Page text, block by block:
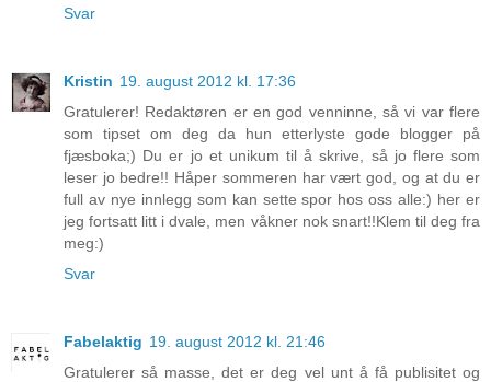
Svar
Kristin 19. august 2012 kl. 17:36
Gratulerer! Redaktøren er en god venninne, så vi var flere
som tipset om deg da hun etterlyste gode blogger på
fjæsboka;) Du er jo et unikum til å skrive, så jo flere som
leser jo bedre!! Håper sommeren har vært god, og at du er
full av nye innlegg som kan sette spor hos oss alle:) her er
jeg fortsatt litt i dvale, men våkner nok snart!!Klem til deg fra
meg:)
Svar
Fabelaktig 19. august 2012 kl. 21:46
Gratulerer så masse, det er deg vel unt å få publisitet og